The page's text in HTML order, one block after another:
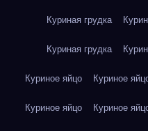
Куриная грудка
Куриная грудка
Куриное яйцо Куриное
Куриное яйцо Куриное